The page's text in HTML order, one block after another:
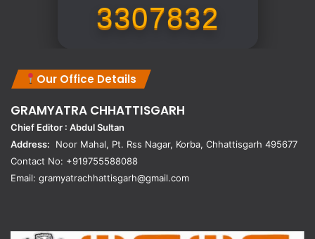
3307832
Our Office Details
GRAMYATRA CHHATTISGARH
Chief Editor : Abdul Sultan
Address: Noor Mahal, Pt. Rss Nagar, Korba, Chhattisgarh 495677
Contact No: +919755588088
Email: gramyatrachhattisgarh@gmail.com